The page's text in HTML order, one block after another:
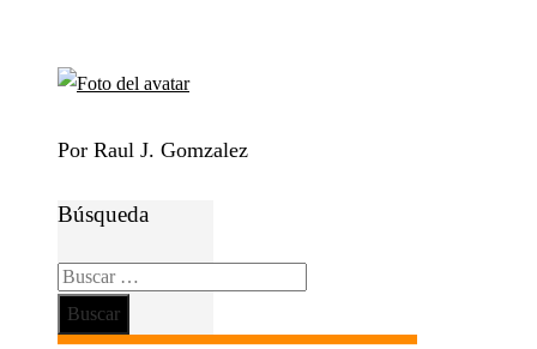
Por Raul J. Gomzalez
Búsqueda
Buscar: